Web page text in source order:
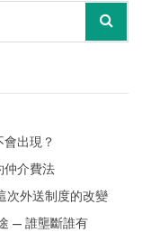
出現？
仲介費法
次外送制度的改變
— 誰壟斷誰有